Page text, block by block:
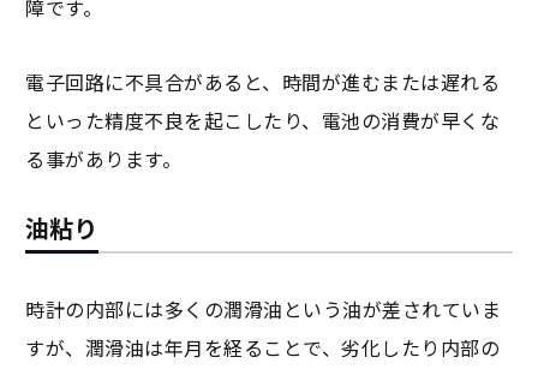
障です。
電子回路に不具合があると、時間が進むまたは遅れる
といった精度不良を起こしたり、電池の消費が早くな
る事があります。
油粘り
時計の内部には多くの潤滑油という油が差されていま
すが、潤滑油は年月を経ることで、劣化したり内部の